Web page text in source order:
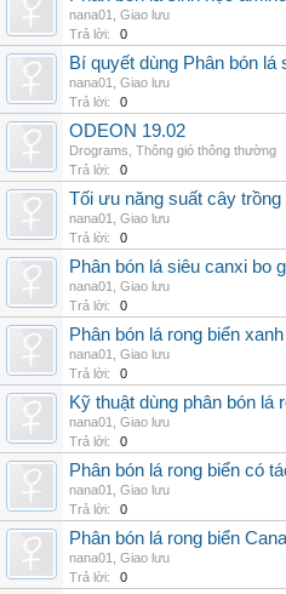
nana01
Giao lưu
Trả lời:
0
Bí quyết dùng Phân bón lá
nana01
Giao lưu
Trả lời:
0
ODEON 19.02
Drograms Thông gió thông thường
Trả lời:
0
Tối ưu năng suất cây
nana01
Giao lưu
Trả lời:
0
Phân bón lá siêu canxi bo
nana01
Giao lưu
Trả lời:
0
Phân bón lá rong biển
nana01
Giao lưu
Trả lời:
0
Kỹ thuật dùng phân bón lá
nana01
Giao lưu
Trả lời:
0
Phân bón lá rong biển có
nana01
Giao lưu
Trả lời:
0
Phân bón lá rong biển
nana01
Giao lưu
Trả lời:
0